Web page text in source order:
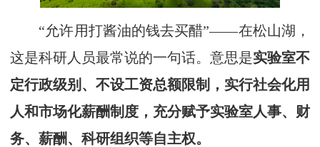
“允许用打酱油的钱去买醋”——在松山湖，
这是科研人员最常说的一句话。意思是实验室不
定行政级别、不设工资总额限制，实行社会化用
人和市场化薪酬制度，充分赋予实验室人事、财
务、薪酬、科研组织等自主权。